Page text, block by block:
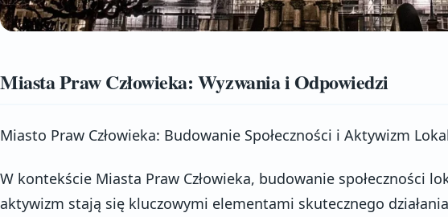
Miasta Praw Człowieka: Wyzwania i Odpowiedzi
Miasto Praw Człowieka: Budowanie Społeczności i Aktywizm
W kontekście Miasta Praw Człowieka, budowanie społeczności
aktywizm stają się kluczowymi elementami skutecznego